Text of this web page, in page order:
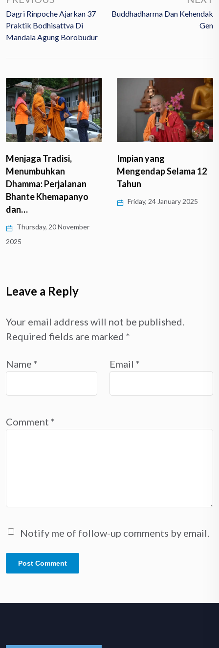
Dagri Rinpoche Ajarkan 37
Praktik Bodhisattva Di
Mandala Agung Borobudur
Buddhadharma Dan Kehendak
Gen
Menjaga Tradisi,
Menumbuhkan
Dhamma: Perjalanan
Bhante Khemapanyo
dan…
Thursday, 20 November
2025
Impian yang
Mengendap Selama 12
Tahun
Friday, 24 January 2025
Leave a Reply
Your email address will not be published.
Required fields are marked *
Name * Email *
Comment *
Notify me of follow-up comments by email.